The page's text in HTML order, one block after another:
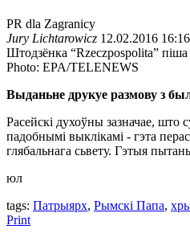
PR dla Zagranicy
Jury Lichtarowicz 12.02.2016 16:16
Штодзёнка “Rzeczpospolita”
Photo: EPA/TELENEWS
Выданьне друкуе размову з
Расейскі духоўны зазначае, што
падобнымі выклікамі - гэта
глябальнага сьвету. Гэтыя
юл
tags: Патрыярх, Рымскі Папа,
Print